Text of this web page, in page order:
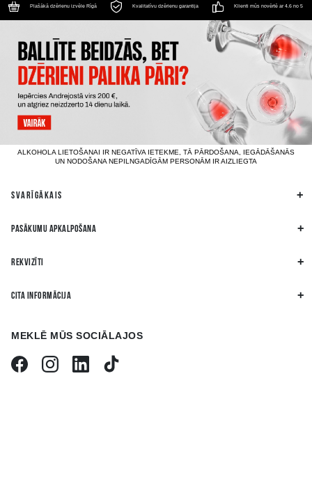
Plašākā dzērienu izvēle Rīgā Kvalitatīvu dzērienu garantija Klienti mūs novērtē ar 4.6 no 5
ALKOHOLA LIETOŠANAI IR NEGATĪVA IETEKME, TĀ PĀRDOŠANA, IEGĀDĀŠANĀS
UN NODOŠANA NEPILNGADĪGĀM PERSONĀM IR AIZLIEGTA
SVARĪGĀKAIS
PASĀKUMU APKALPOŠANA
REKVIZĪTI
CITA INFORMĀCIJA
MEKLĒ MŪS SOCIĀLAJOS